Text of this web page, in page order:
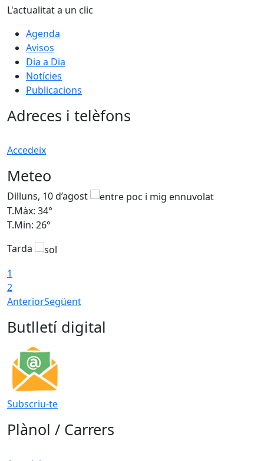
L'actualitat a un clic
Agenda
Avisos
Dia a Dia
Notícies
Publicacions
Adreces i telèfons
Accedeix
Meteo
Dilluns, 10 d’agost
T.Màx: 34°
T.Min: 26°
Tarda
1
2
AnteriorSegüent
Butlletí digital
Subscriu-te
Plànol / Carrers